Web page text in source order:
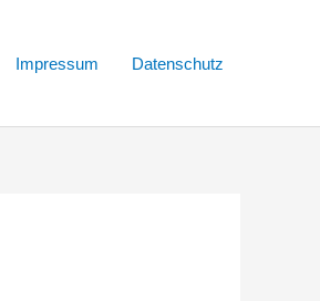
Impressum Datenschutz